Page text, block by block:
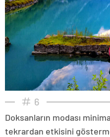
6
Doksanların modası
tekrardan etkisini